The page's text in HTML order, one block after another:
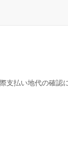
払い地代の確認